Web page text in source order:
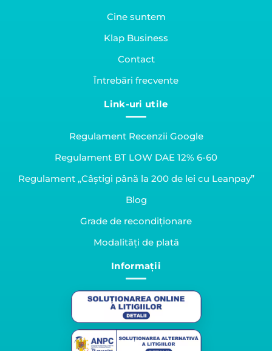
Cine suntem
Klap Business
Contact
Întrebări frecvente
Link-uri utile
Regulament Recenzii Google
Regulament BT LOW DAE 12% 6-60
Regulament „Câștigi până la 200 de lei cu Leanpay”
Blog
Grade de recondiționare
Modalități de plată
Informații